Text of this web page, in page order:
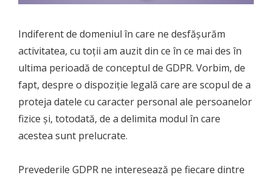
Indiferent de domeniul în care ne desfășurăm
activitatea, cu toții am auzit din ce în ce mai des în
ultima perioadă de conceptul de GDPR. Vorbim, de
fapt, despre o dispoziție legală care are scopul de a
proteja datele cu caracter personal ale persoanelor
fizice și, totodată, de a delimita modul în care
acestea sunt prelucrate.
Prevederile GDPR ne interesează pe fiecare dintre